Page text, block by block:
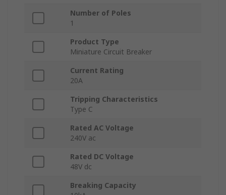
Number of Poles
1
Product Type
Miniature Circuit Breaker
Current Rating
20A
Tripping Characteristics
Type C
Rated AC Voltage
240V ac
Rated DC Voltage
48V dc
Breaking Capacity